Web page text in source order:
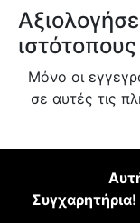
ιστότοπους
Μόνο οι
σε αυτές τις
Συγχαρητήρια!